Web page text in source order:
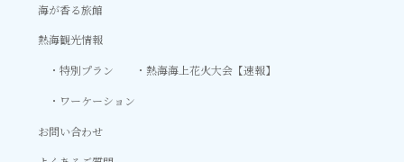
海が香る旅館
熱海観光情報
特別プラン
熱海海上花火大会【速報】
ワーケーション
お問い合わせ